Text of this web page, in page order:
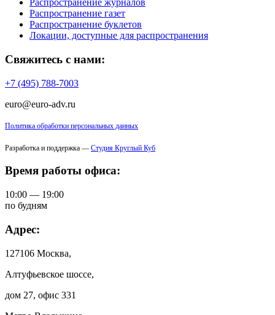
Распространение журналов
Распространение газет
Распространение буклетов
Локации, доступные для распространения
Свяжитесь с нами:
+7 (495) 788-7003
euro@euro-adv.ru
Политика обработки персональных данных
Разработка и поддержка — Студия Круглый Куб
Время работы офиса:
10:00 — 19:00
по будням
Адрес:
127106 Москва,
Алтуфьевское шоссе,
дом 27, офис 331